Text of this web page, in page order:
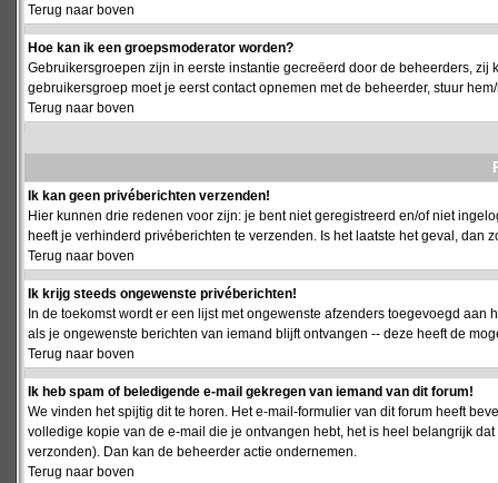
Terug naar boven
Hoe kan ik een groepsmoderator worden?
Gebruikersgroepen zijn in eerste instantie gecreëerd door de beheerders,
gebruikersgroep moet je eerst contact opnemen met de beheerder, stuur
Terug naar boven
Ik kan geen privéberichten verzenden!
Hier kunnen drie redenen voor zijn: je bent niet geregistreerd en/of niet
heeft je verhinderd privéberichten te verzenden. Is het laatste het geval, dan
Terug naar boven
Ik krijg steeds ongewenste privéberichten!
In de toekomst wordt er een lijst met ongewenste afzenders toegevoegd
als je ongewenste berichten van iemand blijft ontvangen -- deze heeft de
Terug naar boven
Ik heb spam of beledigende e-mail gekregen van iemand van dit forum!
We vinden het spijtig dit te horen. Het e-mail-formulier van dit forum heeft
volledige kopie van de e-mail die je ontvangen hebt, het is heel belangrijk
verzonden). Dan kan de beheerder actie ondernemen.
Terug naar boven